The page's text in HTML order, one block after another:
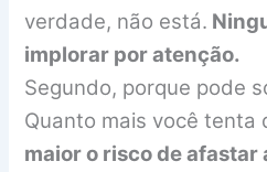
verdade, não está.
implorar por atenção.
Segundo, porque pode
Quanto mais você tenta
maior o risco de afastar